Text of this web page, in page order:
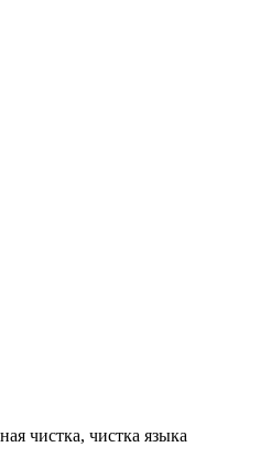
чистка, чистка языка